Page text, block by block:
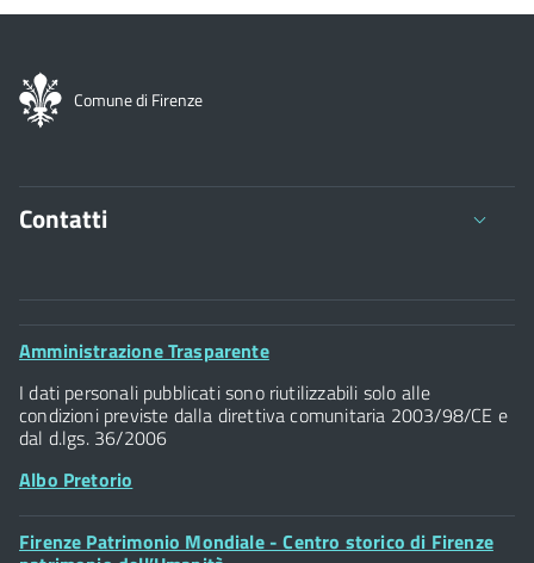
Comune di Firenze
Contatti
Palazzo Vecchio
Piazza della Signoria - 50122, Firenze
P.IVA 01307110484
Posta Elettronica Certificata
Footer
Amministrazione Trasparente
I dati personali pubblicati sono riutilizzabili solo alle
condizioni previste dalla direttiva comunitaria 2003/98/CE e
dal d.lgs. 36/2006
Albo Pretorio
Footer
Firenze Patrimonio Mondiale - Centro storico di Firenze